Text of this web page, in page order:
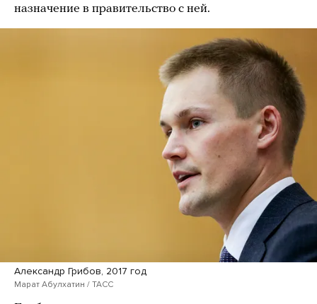
назначение в правительство с ней.
Александр Грибов, 2017 год
Марат Абулхатин / ТАСС